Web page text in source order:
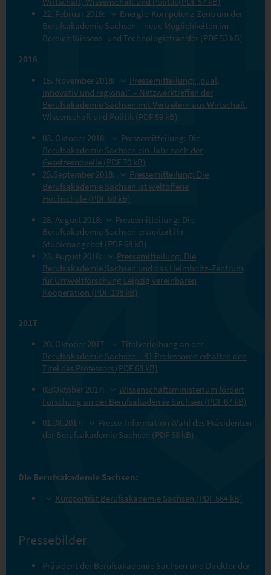
22. Februar 2019:
Energie-Kompetenz-Zentrum der
Berufsakademie Sachsen – neue Möglichkeiten im
Bereich Wissens- und Technologietransfer (PDF 53 kB)
2018
15. November 2018:
Pressemitteilung: „dual,
innovativ und regional“ – Netzwerktreffen der
Berufsakademie Sachsen mit Vertretern aus Wirtschaft,
Wissenschaft und Politik (PDF 59 kB)
03. Oktober 2018:
Pressemitteilung: Die
Berufsakademie Sachsen ein Jahr nach der
Gesetzesnovelle (PDF 70 kB)
25.September 2018:
Pressemitteilung: Die
Berufsakademie Sachsen ist weltoffene
Hochschule (PDF 68 kB)
28. August 2018:
Pressemitteilung: Die
Berufsakademie Sachsen erweitert ihr
Studienangebot (PDF 68 kB)
23. August 2018:
Pressemitteilung: Die
Berufsakademie Sachsen und das Helmholtz-Zentrum
für Umweltforschung Leipzig vereinbaren
Kooperation (PDF 198 kB)
2017
20. Oktober 2017:
Titelverleihung an der
Berufsakademie Sachsen – 41 Professoren erhalten den
Titel des Professors (PDF 68 kB)
02:Oktober 2017:
Wissenschaftsministerium fördert
Forschung an der Berufsakademie Sachsen (PDF 67 kB)
01.08.2017:
Presse-Information Wahl des Präsidenten
der Berufsakademie Sachsen (PDF 68 kB)
Die Berufsakademie Sachsen:
Kurzporträt Berufsakademie Sachsen (PDF 564 kB)
Pressebilder
Präsident der Berufsakademie Sachsen und Direktor der